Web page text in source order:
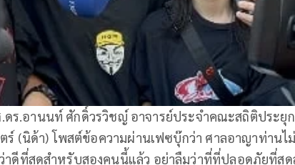
ดร.อานนท์ ศักดิ์วรวิชญ์ อาจารย์ประจำคณะสถิติประ
(นิด้า) โพสต์ข้อความผ่านเฟซบุ๊กว่า ศาลอาญาท่านไ
ดีที่สุดสำหรับสองคนนี้แล้ว อย่าลืมว่าที่ที่ปลอดภัยที่สุ